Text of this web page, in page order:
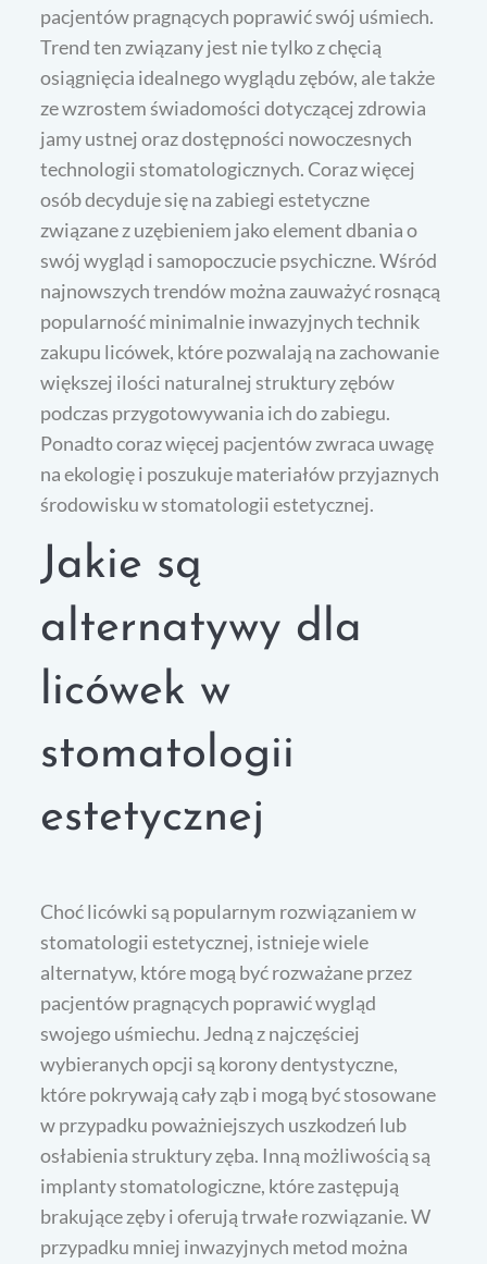
pacjentów pragnących poprawić swój uśmiech.
Trend ten związany jest nie tylko z chęcią
osiągnięcia idealnego wyglądu zębów, ale także
ze wzrostem świadomości dotyczącej zdrowia
jamy ustnej oraz dostępności nowoczesnych
technologii stomatologicznych. Coraz więcej
osób decyduje się na zabiegi estetyczne
związane z uzębieniem jako element dbania o
swój wygląd i samopoczucie psychiczne. Wśród
najnowszych trendów można zauważyć rosnącą
popularność minimalnie inwazyjnych technik
zakupu licówek, które pozwalają na zachowanie
większej ilości naturalnej struktury zębów
podczas przygotowywania ich do zabiegu.
Ponadto coraz więcej pacjentów zwraca uwagę
na ekologię i poszukuje materiałów przyjaznych
środowisku w stomatologii estetycznej.
Jakie są
alternatywy dla
licówek w
stomatologii
estetycznej
Choć licówki są popularnym rozwiązaniem w
stomatologii estetycznej, istnieje wiele
alternatyw, które mogą być rozważane przez
pacjentów pragnących poprawić wygląd
swojego uśmiechu. Jedną z najczęściej
wybieranych opcji są korony dentystyczne,
które pokrywają cały ząb i mogą być stosowane
w przypadku poważniejszych uszkodzeń lub
osłabienia struktury zęba. Inną możliwością są
implanty stomatologiczne, które zastępują
brakujące zęby i oferują trwałe rozwiązanie. W
przypadku mniej inwazyjnych metod można